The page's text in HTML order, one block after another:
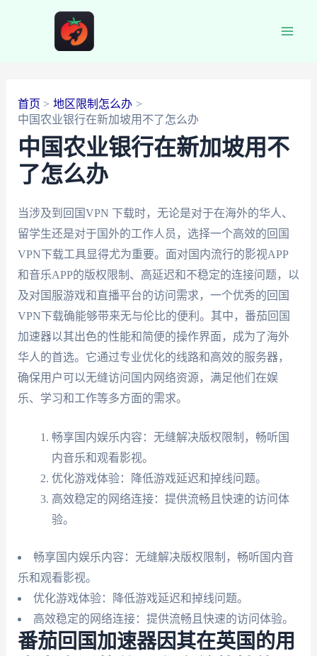
首页
地区限制怎么办
中国农业银行在新加坡用不了怎么办
中国农业银行在新加坡用不
了怎么办
当涉及到回国VPN 下载时，无论是对于在海外的华人、
留学生还是对于国外的工作人员，选择一个高效的回国
VPN下载工具显得尤为重要。面对国内流行的影视APP
和音乐APP的版权限制、高延迟和不稳定的连接问题，以
及对国服游戏和直播平台的访问需求，一个优秀的回国
VPN下载确能够带来无与伦比的便利。其中，番茄回国
加速器以其出色的性能和简便的操作界面，成为了海外
华人的首选。它通过专业优化的线路和高效的服务器，
确保用户可以无缝访问国内网络资源，满足他们在娱
乐、学习和工作等多方面的需求。
畅享国内娱乐内容：无缝解决版权限制，畅听国
内音乐和观看影视。
优化游戏体验：降低游戏延迟和掉线问题。
高效稳定的网络连接：提供流畅且快速的访问体
验。
畅享国内娱乐内容：无缝解决版权限制，畅听国内音
乐和观看影视。
优化游戏体验：降低游戏延迟和掉线问题。
高效稳定的网络连接：提供流畅且快速的访问体验。
番茄回国加速器因其在英国的用